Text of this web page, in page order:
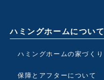
ハミングホームについて
ハミングホームの家づくり
保障とアフターについて